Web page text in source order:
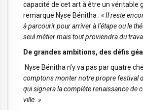
capacité de cet art à être un véritable
remarque Nyse Bénitha : « Il reste
à parcourir pour arriver à l’étape ou le
seul métier mais tout proviendra du
De grandes ambitions, des défis
Nyse Bénitha n’y va pas par quatre
comptons monter notre propre festival
qui signera la complète renaissance de
ville. »